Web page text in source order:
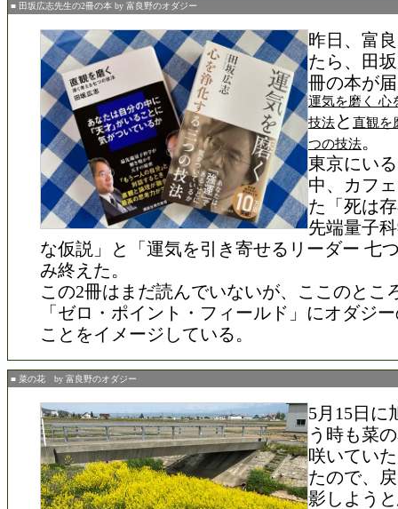
■ 田坂広志先生の2冊の本 by 富良野のオダジー
昨日、富
たら、田
冊の本が
運気を磨く 心
技法と 直観を
つの技法。
東京にい
中、カフ
た「死は
先端量子
な仮説」と「運気を引き寄せるリーダー 七
み終えた。
この2冊はまだ読んでいないが、ここのとこ
「ゼロ・ポイント・フィールド」にオダジ
ことをイメージしている。
■ 菜の花 by 富良野のオダジー
5月15日に
う時も菜
咲いてい
たので、
影しよう